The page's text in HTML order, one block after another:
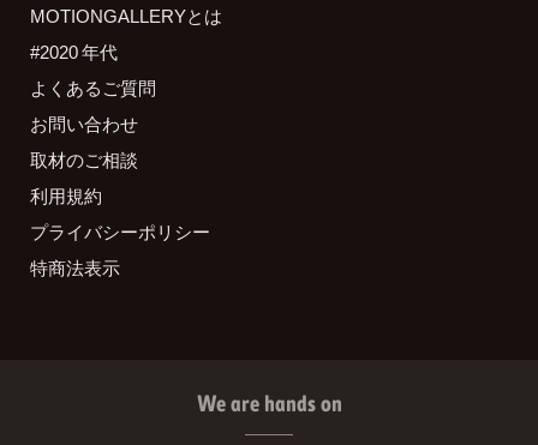
MOTIONGALLERYとは
#2020 年代
よくあるご質問
お問い合わせ
取材のご相談
利用規約
プライバシーポリシー
特商法表示
We are hands on